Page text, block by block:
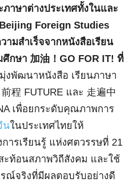
าษาต่างประเทศทั้งในและ
Foreign Studies
มสำเร็จจากหนังสือเรียน
กษา 加油！GO FOR IT! ที่
มุ่งพัฒนาหนังสือ เรียนภาษา
程 FUTURE และ 走遍中
เพื่อยกระดับคุณภาพการ
นในประเทศไทยให้
ารเรียนรู้ แห่งศตวรรษที่ 21
ท้อนสภาพวิถีสังคม และใช้
ณ์จริงที่มีผลตอบรับอย่างดี